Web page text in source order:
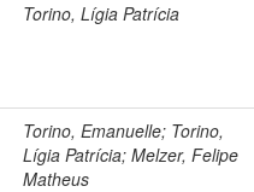
Torino, Lígia Patrícia
Torino, Emanuelle; Torino,
Lígia Patrícia; Melzer, Felipe
Matheus